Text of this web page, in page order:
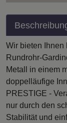
Wir bieten Ihnen
Rundrohr-
Metall in einem
doppelläufige
PRESTIGE -
nur durch den
Stabilität und